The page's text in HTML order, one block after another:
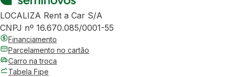
LOCALIZA Rent a Car S/A
CNPJ nº 16.670.085/0001-55
Financiamento
Parcelamento no cartão
Carro na troca
Tabela Fipe